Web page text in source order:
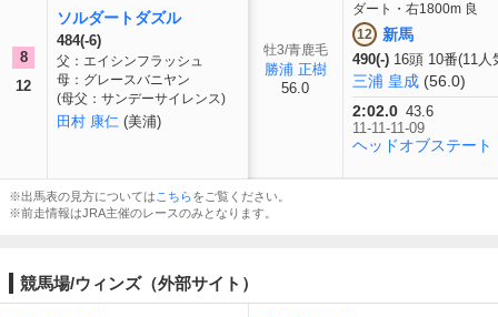
8
12
ソルダートダズル
484(-6)
父：エイシンフラッシュ
母：グレースバニヤン
(母父：サンデーサイレンス)
田村 康仁 (美浦)
牡3/青鹿毛
勝浦 正樹
56.0
ダート・右1800m 良
12
新馬
490(-) 16頭 10番(11人
三浦 皇成 (56.0)
2:02.0 43.6
11-11-11-09
ヘッドオブステート
※出馬表の見方については こちらをご覧ください。
※前走情報はJRA主催のレースのみとなります。
競馬場/ウィンズ（外部サイト）